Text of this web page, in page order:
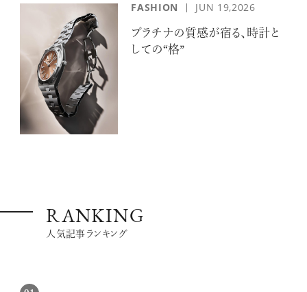
FASHION JUN 19,2026
プラチナの質感が宿る、時計と
しての“格”
RANKING
人気記事ランキング